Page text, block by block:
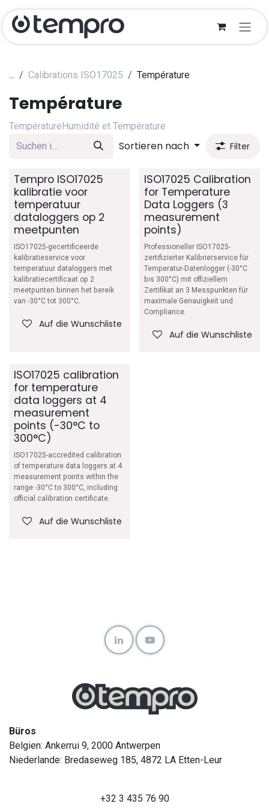
Zum Inhalt springen
... Calibrations ISO17025 Température
Température
TempératureHumidité et Température
Sortieren nach Filter
Tempro ISO17025
kalibratie voor
temperatuur
dataloggers op 2
meetpunten
ISO17025-gecertificeerde
kalibratieservice voor
temperatuur dataloggers met
kalibratiecertificaat op 2
meetpunten binnen het bereik
van -30°C tot 300°C.
Auf die Wunschliste
ISO17025 Calibration
for Temperature
Data Loggers (3
measurement
points)
Professioneller ISO17025-
zertifizierter Kalibrierservice für
Temperatur-Datenlogger (-30°C
bis 300°C) mit offiziellem
Zertifikat an 3 Messpunkten für
maximale Genauigkeit und
Compliance.
Auf die Wunschliste
ISO17025 calibration
for temperature
data loggers at 4
measurement
points (-30°C to
300°C)
ISO17025-accredited calibration
of temperature data loggers at 4
measurement points within the
range -30°C to 300°C, including
official calibration certificate.
Auf die Wunschliste
Büros
Belgien: Ankerrui 9, 2000 Antwerpen
Niederlande: Bredaseweg 185, 4872 LA Etten-Leur
+32 3 435 76 90